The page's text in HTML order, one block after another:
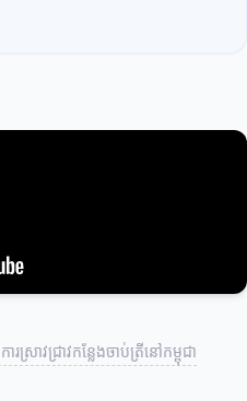
រាវជ្រាវកន្លែងចាប់ត្រីនៅកម្ពុជា